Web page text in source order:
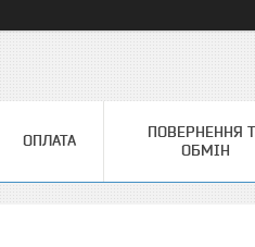
ОПЛАТА
ПОВЕРНЕННЯ
ОБМІН